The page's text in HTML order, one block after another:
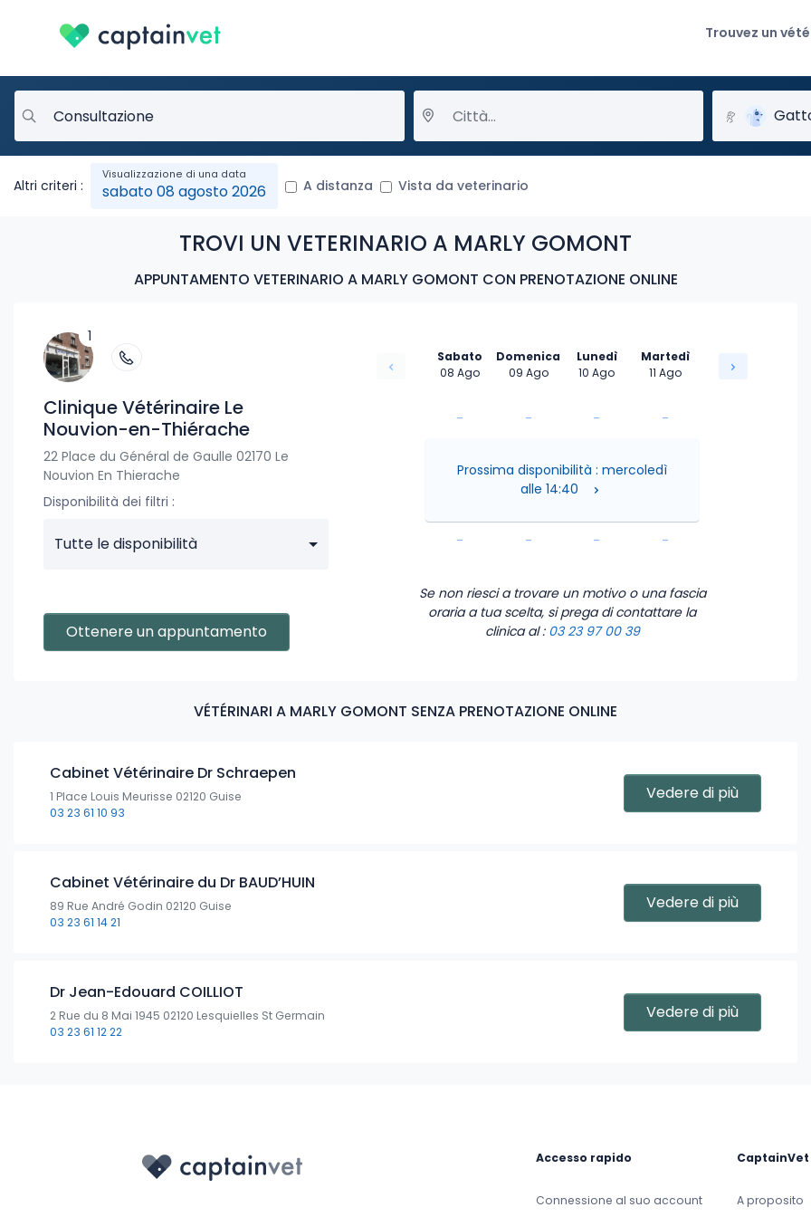
Trouvez un
Altri criteri : sabato 08 agosto 2026 A distanza Vista da veterinario
TROVI UN VETERINARIO A MARLY GOMONT
APPUNTAMENTO VETERINARIO A MARLY GOMONT CON PRENOTAZIONE ONLINE
1
Clinique Vétérinaire Le
Nouvion-en-Thiérache
22 Place du Général de Gaulle 02170 Le
Nouvion En Thierache
Disponibilità dei filtri :
Tutte le disponibilità
Ottenere un appuntamento
Sabato
08 Ago
-
-
Domenica
09 Ago
-
-
-
Lunedì
10 Ago
-
-
-
Martedì
11 Ago
-
-
Prossima disponibilità : mercoledì
alle 14:40
Se non riesci a trovare un motivo o una fascia
oraria a tua scelta, si prega di contattare la
clinica al : 03 23 97 00 39
VÉTÉRINARI A MARLY GOMONT SENZA PRENOTAZIONE ONLINE
Cabinet Vétérinaire Dr Schraepen
1 Place Louis Meurisse 02120 Guise
03 23 61 10 93
Vedere di più
Cabinet Vétérinaire du Dr BAUD’HUIN
89 Rue André Godin 02120 Guise
03 23 61 14 21
Vedere di più
Dr Jean-Edouard COILLIOT
2 Rue du 8 Mai 1945 02120 Lesquielles St Germain
03 23 61 12 22
Vedere di più
Accesso rapido
Connessione al suo account
CaptainVet
A proposito